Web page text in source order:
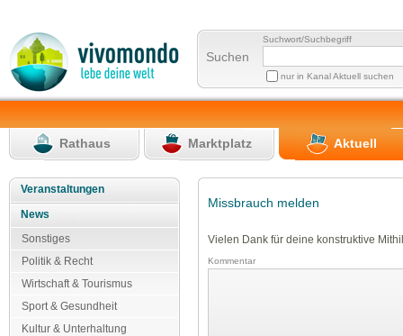
Suchen
Suchwort/Suchbegriff
nur in Kanal Aktuell suchen
Rathaus Marktplatz Aktuell
Veranstaltungen
News
Sonstiges
Politik & Recht
Wirtschaft & Tourismus
Sport & Gesundheit
Kultur & Unterhaltung
Missbrauch melden
Vielen Dank für deine konstruktive
Kommentar